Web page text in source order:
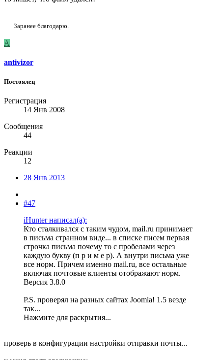
Заранее благодарю.
A
antivizor
Постоялец
Регистрация
14 Янв 2008
Сообщения
44
Реакции
12
28 Янв 2013
#47
iHunter написал(а):
Кто сталкивался с таким чудом, mail.ru принимает
в письма странном виде... в списке писем первая
строчка письма почему то с пробелами через
каждую букву (п р и м е р). А внутри письма уже
все норм. Причем именно mail.ru, все остальные
включая почтовые клиенты отображают норм.
Версия 3.8.0
P.S. проверял на разных сайтах Joomla! 1.5 везде
так...
Нажмите для раскрытия...
проверь в конфигурации настройки отправки почты...